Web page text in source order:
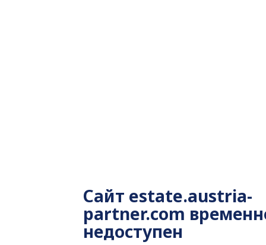
Сайт estate.austria-
partner.com
недоступен